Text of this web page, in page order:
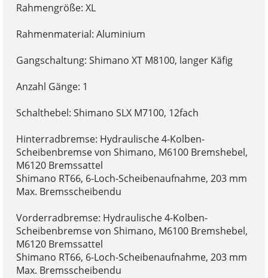
Rahmengröße: XL
Rahmenmaterial: Aluminium
Gangschaltung: Shimano XT M8100, langer Käfig
Anzahl Gänge: 1
Schalthebel: Shimano SLX M7100, 12fach
Hinterradbremse: Hydraulische 4-Kolben-
Scheibenbremse von Shimano, M6100 Bremshebel,
M6120 Bremssattel
Shimano RT66, 6-Loch-Scheibenaufnahme, 203 mm
Max. Bremsscheibendu
Vorderradbremse: Hydraulische 4-Kolben-
Scheibenbremse von Shimano, M6100 Bremshebel,
M6120 Bremssattel
Shimano RT66, 6-Loch-Scheibenaufnahme, 203 mm
Max. Bremsscheibendu